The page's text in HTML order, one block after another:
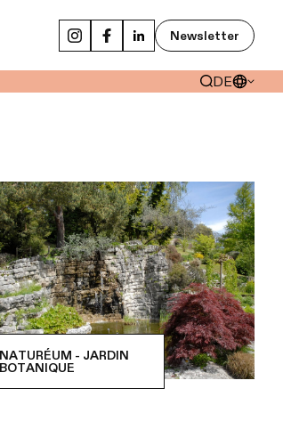
Newsletter
DE
NATURÉUM - JARDIN
BOTANIQUE